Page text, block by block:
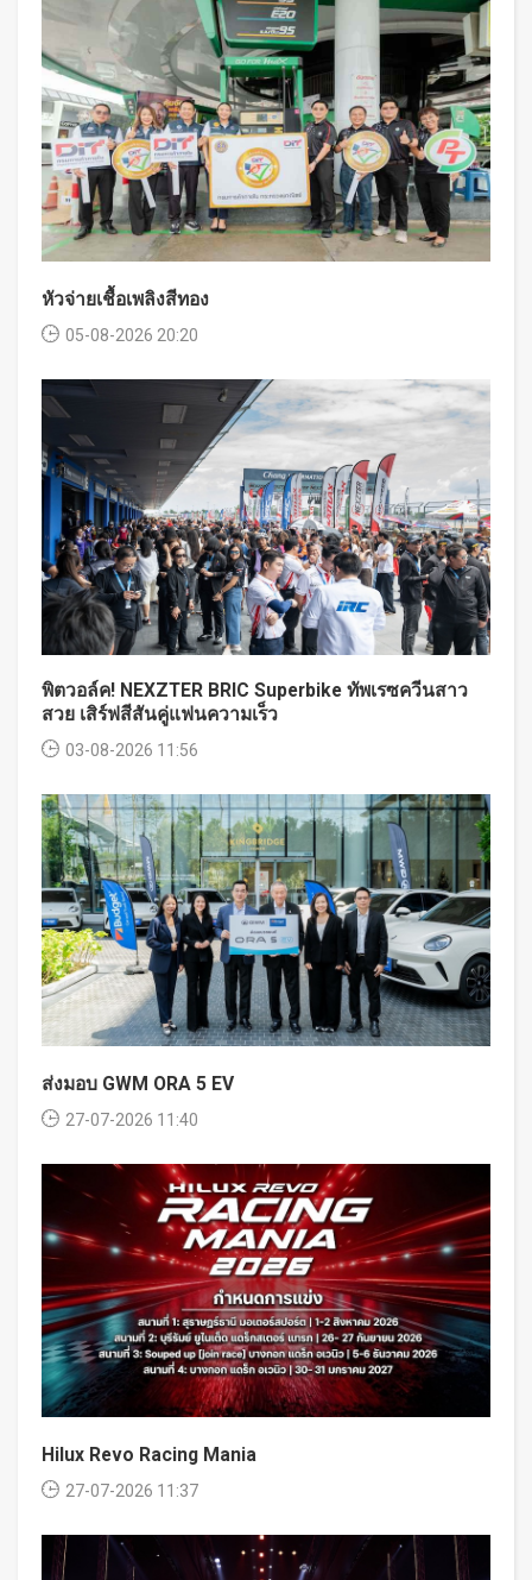
หัวจ่ายเชื้อเพลิงสีทอง
05-08-2026 20:20
พิตวอล์ค! NEXZTER BRIC Superbike ทัพเรซควีนสาว
สวย เสิร์ฟสีสันคู่แฟนความเร็ว
03-08-2026 11:56
ส่งมอบ GWM ORA 5 EV
27-07-2026 11:40
Hilux Revo Racing Mania
27-07-2026 11:37